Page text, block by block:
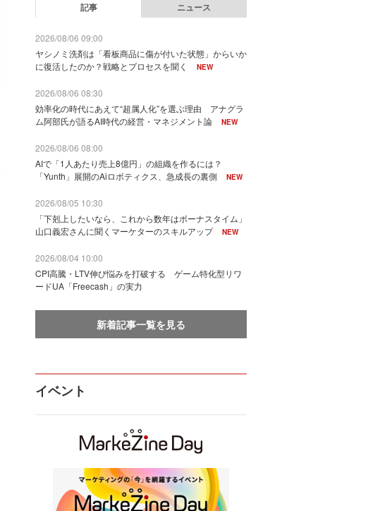
記事 ニュース
2026/08/06 09:00
ヤシノミ洗剤は「看板商品に傷が付いた状態」からいか
に復活したのか？戦略とプロセスを聞く
NEW
2026/08/06 08:30
効率化の時代にあえて“超属人化”を選ぶ理由 アナグラ
ム阿部氏が語るAI時代の経営・マネジメント論
NEW
2026/08/06 08:00
AIで「1人あたり売上8億円」の組織を作るには？
「Yunth」展開のAiロボティクス、急成長の裏側
NEW
2026/08/05 10:30
「下剋上したいなら、これから数年はボーナスタイム」
山口義宏さんに聞くマーケターのスキルアップ
NEW
2026/08/04 10:00
CPI高騰・LTV伸び悩みを打破する ゲーム特化型リワ
ードUA「Freecash」の実力
新着記事一覧を見る
イベント